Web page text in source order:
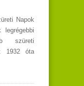
Napok
legrégebbi
szüreti
1932 óta